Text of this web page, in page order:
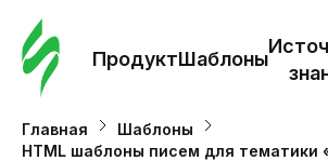
ПродуктШаблоны
Главная
Шаблоны
HTML шаблоны писем для тематики